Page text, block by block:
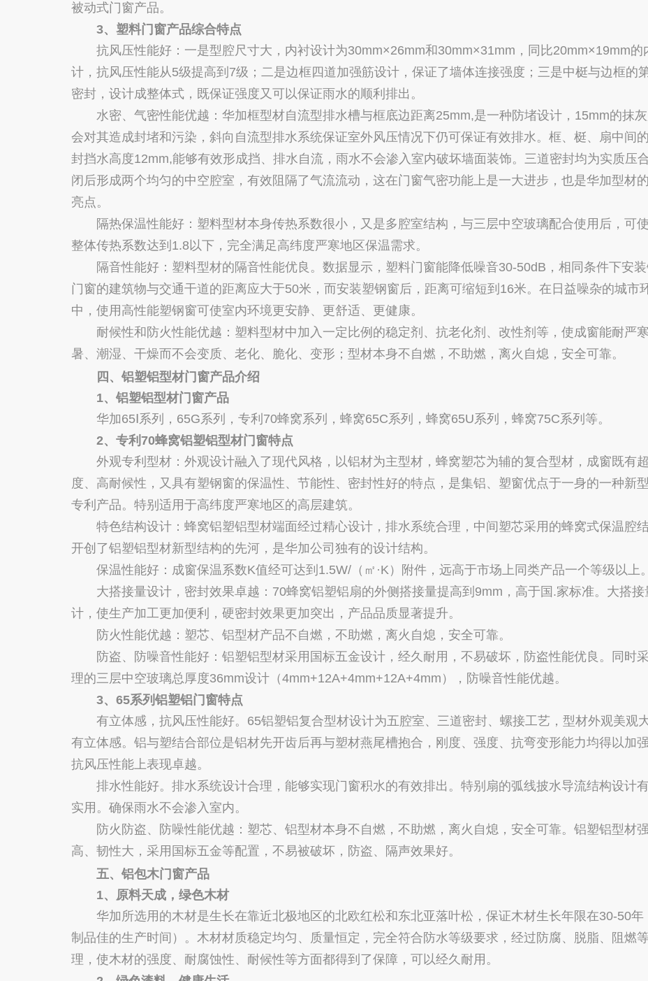
被动式门窗产品。
3、塑料门窗产品综合特点
抗风压性能好：一是型腔尺寸大，内衬设计为30mm×26mm和30mm×31mm，同比20mm×19mm的
计，抗风压性能从5级提高到7级；二是边框四道加强筋设计，保证了墙体连接强度；三是中梃与边框的
密封，设计成整体式，既保证强度又可以保证雨水的顺利排出。
水密、气密性能优越：华加框型材自流型排水槽与框底边距离25mm,是一种防堵设计，15mm的抹
会对其造成封堵和污染，斜向自流型排水系统保证室外风压情况下仍可保证有效排水。框、梃、扇中间
封挡水高度12mm,能够有效形成挡、排水自流，雨水不会渗入室内破坏墙面装饰。三道密封均为实质压
闭后形成两个均匀的中空腔室，有效阻隔了气流流动，这在门窗气密功能上是一大进步，也是华加型材
亮点。
隔热保温性能好：塑料型材本身传热系数很小，又是多腔室结构，与三层中空玻璃配合使用后，可
整体传热系数达到1.8以下，完全满足高纬度严寒地区保温需求。
隔音性能好：塑料型材的隔音性能优良。数据显示，塑料门窗能降低噪音30-50dB，相同条件下安装
门窗的建筑物与交通干道的距离应大于50米，而安装塑钢窗后，距离可缩短到16米。在日益噪杂的城市
中，使用高性能塑钢窗可使室内环境更安静、更舒适、更健康。
耐候性和防火性能优越：塑料型材中加入一定比例的稳定剂、抗老化剂、改性剂等，使成窗能耐严
暑、潮湿、干燥而不会变质、老化、脆化、变形；型材本身不自燃，不助燃，离火自熄，安全可靠。
四、铝塑铝型材门窗产品介绍
1、铝塑铝型材门窗产品
华加65Ⅰ系列，65G系列，专利70蜂窝系列，蜂窝65C系列，蜂窝65U系列，蜂窝75C系列等。
2、专利70蜂窝铝塑铝型材门窗特点
外观专利型材：外观设计融入了现代风格，以铝材为主型材，蜂窝塑芯为辅的复合型材，成窗既有
度、高耐候性，又具有塑钢窗的保温性、节能性、密封性好的特点，是集铝、塑窗优点于一身的一种新
专利产品。特别适用于高纬度严寒地区的高层建筑。
特色结构设计：蜂窝铝塑铝型材端面经过精心设计，排水系统合理，中间塑芯采用的蜂窝式保温腔结
开创了铝塑铝型材新型结构的先河，是华加公司独有的设计结构。
保温性能好：成窗保温系数K值经可达到1.5W/（㎡·K）附件，远高于市场上同类产品一个等级以上。
大搭接量设计，密封效果卓越：70蜂窝铝塑铝扇的外侧搭接量提高到9mm，高于国.家标准。大搭接
计，使生产加工更加便利，硬密封效果更加突出，产品品质显著提升。
防火性能优越：塑芯、铝型材产品不自燃，不助燃，离火自熄，安全可靠。
防盗、防噪音性能好：铝塑铝型材采用国标五金设计，经久耐用，不易破坏，防盗性能优良。同时
理的三层中空玻璃总厚度36mm设计（4mm+12A+4mm+12A+4mm），防噪音性能优越。
3、65系列铝塑铝门窗特点
有立体感，抗风压性能好。65铝塑铝复合型材设计为五腔室、三道密封、螺接工艺，型材外观美观大
有立体感。铝与塑结合部位是铝材先开齿后再与塑材燕尾槽抱合，刚度、强度、抗弯变形能力均得以加
抗风压性能上表现卓越。
排水性能好。排水系统设计合理，能够实现门窗积水的有效排出。特别扇的弧线披水导流结构设计有
实用。确保雨水不会渗入室内。
防火防盗、防噪性能优越：塑芯、铝型材本身不自燃，不助燃，离火自熄，安全可靠。铝塑铝型材
高、韧性大，采用国标五金等配置，不易被破坏，防盗、隔声效果好。
五、铝包木门窗产品
1、原料天成，绿色木材
华加所选用的木材是生长在靠近北极地区的北欧红松和东北亚落叶松，保证木材生长年限在30-50年
制品佳的生产时间）。木材材质稳定均匀、质量恒定，完全符合防水等级要求，经过防腐、脱脂、阻燃
理，使木材的强度、耐腐蚀性、耐候性等方面都得到了保障，可以经久耐用。